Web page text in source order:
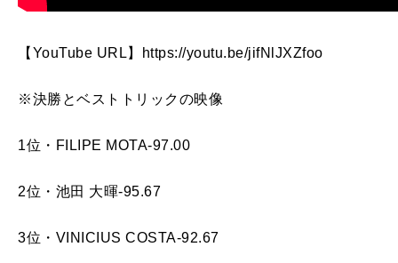
【YouTube URL】https://youtu.be/jifNlJXZfoo
※決勝とベストトリックの映像
1位・FILIPE MOTA-97.00
2位・池田 大暉-95.67
3位・VINICIUS COSTA-92.67